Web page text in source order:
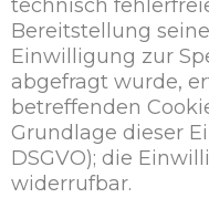
technisch
Bereitstellung
Einwilligung zur
abgefragt wurde,
betreffenden
Grundlage dieser
DSGVO); die
widerrufbar.